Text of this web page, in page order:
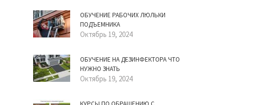
ОБУЧЕНИЕ РАБОЧИХ ЛЮЛЬКИ
ПОДЪЕМНИКА
Октябрь 19, 2024
ОБУЧЕНИЕ НА ДЕЗИНФЕКТОРА ЧТО
НУЖНО ЗНАТЬ
Октябрь 19, 2024